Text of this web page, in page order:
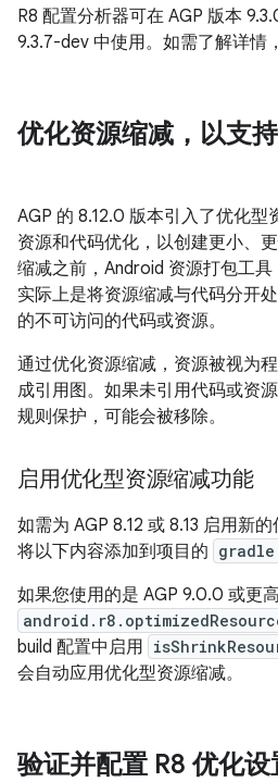
R8 配置分析器可在 AGP 版本
9.3.7-dev 中使用。如需了解详情
优化资源缩减，以支
AGP 的 8.12.0 版本引入了优化
资源和代码优化，以创建更小、
缩减之前，Android 资源打包工
实际上是将资源缩减与代码分开
的不可访问的代码或资源。
通过优化资源缩减，资源被视为
成引用图。如果未引用代码或资
规则保护，可能会被移除。
启用优化型资源缩减功能
如需为 AGP 8.12 或 8.13 启用新
将以下内容添加到项目的
如果您使用的是 AGP 9.0.0 或更
build 配置中启用
会自动应用优化型资源缩减。
验证并配置 R8 优化设